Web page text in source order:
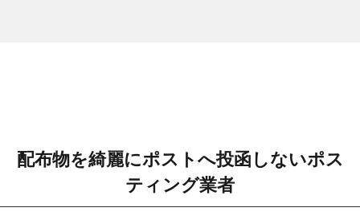
配布物を綺麗にポストへ投函しないポス
ティング業者